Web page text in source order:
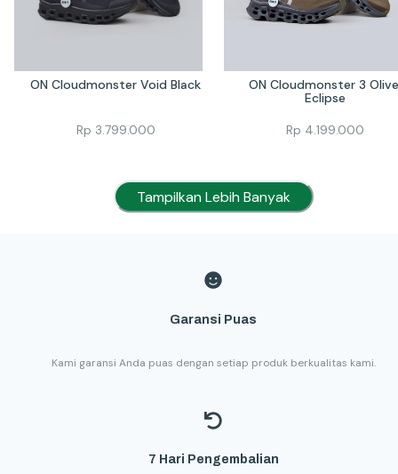
ON Cloudmonster Void Black
Rp 3.799.000
ON Cloudmonster 3 Olive
Eclipse
Rp 4.199.000
Tampilkan Lebih Banyak
Garansi Puas
Kami garansi Anda puas dengan setiap produk berkualitas kami.
7 Hari Pengembalian